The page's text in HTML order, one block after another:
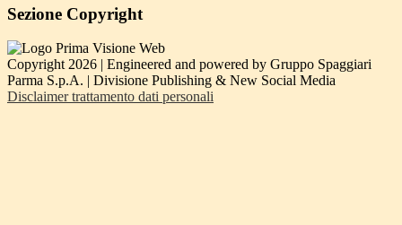
Sezione Copyright
Copyright 2026 | Engineered and powered by Gruppo Spaggiari
Parma S.p.A. | Divisione Publishing & New Social Media
Disclaimer trattamento dati personali